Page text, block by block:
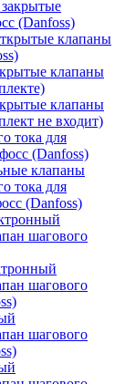
(Danfoss)
клапаны
клапаны
клапаны
не входит)
тока для
(Danfoss)
клапаны
тока для
(Danfoss)
шагового
шагового
шагового